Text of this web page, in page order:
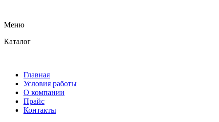
Меню
Каталог
Главная
Условия работы
О компании
Прайс
Контакты